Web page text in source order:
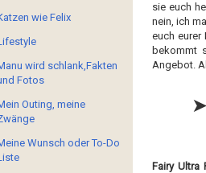
sie euch
nein, ich
euch eurer
bekommt
Angebot.
Fairy Ultra
wie Felix
wird schlank,Fakten
Fotos
Outing, meine
Wunsch oder To-Do